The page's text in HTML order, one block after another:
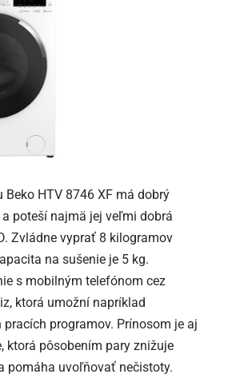
Beko HTV 8746 XF má dobrý
poteší najmä jej veľmi dobrá
Zvládne vyprať 8 kilogramov
na sušenie je 5 kg.
s mobilným telefónom cez
ktorá umožní napríklad
programov. Prínosom je aj
ktorá pôsobením pary znižuje
pomáha uvoľňovať nečistoty.